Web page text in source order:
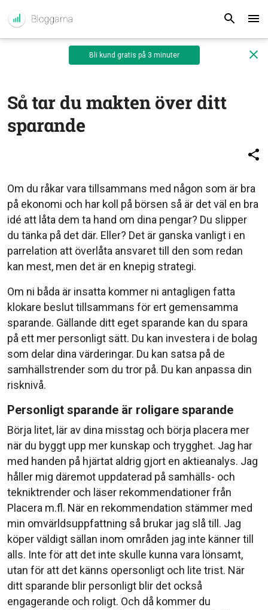
Bli kund gratis på 3 minuter
Så tar du makten över ditt
sparande
Om du råkar vara tillsammans med någon som är bra
på ekonomi och har koll på börsen så är det väl en bra
idé att låta dem ta hand om dina pengar? Du slipper
du tänka på det där. Eller? Det är ganska vanligt i en
parrelation att överlåta ansvaret till den som redan
kan mest, men det är en knepig strategi.
Om ni båda är insatta kommer ni antagligen fatta
klokare beslut tillsammans för ert gemensamma
sparande. Gällande ditt eget sparande kan du spara
på ett mer personligt sätt. Du kan investera i de bolag
som delar dina värderingar. Du kan satsa på de
samhällstrender som du tror på. Du kan anpassa din
risknivå.
Personligt sparande är roligare sparande
Börja litet, lär av dina misstag och börja placera mer
när du byggt upp mer kunskap och trygghet. Jag har
med handen på hjärtat aldrig gjort en aktieanalys. Jag
håller mig däremot uppdaterad på samhälls- och
tekniktrender och läser rekommendationer från
Placera m.fl. När en rekommendation stämmer med
min omvärldsuppfattning så brukar jag slå till. Jag
köper väldigt sällan inom områden jag inte känner till
alls. Inte för att det inte skulle kunna vara lönsamt,
utan för att det känns opersonligt och lite trist. När
ditt sparande blir personligt blir det också
engagerande och roligt. Och då kommer du